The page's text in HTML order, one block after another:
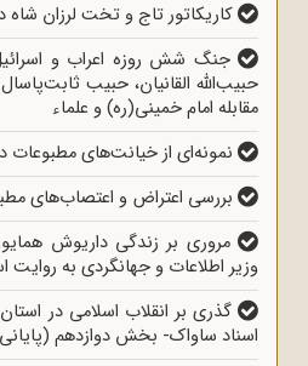
کاریکاتور تاج و تخت لرزان
حبیب‌الله القانیان، حبیب
مقابله امام خمینی(ره) و علماء
نمونه‌ای از خیانت‌های مطبوعات
بررسی اعتراض و اعتصاب‌های
مروری بر زندگی داریوش
وزیر اطلاعات و جهانگردی به روایت
گذری بر انقلاب اسلامی در
اسناد ساواک- بخش دوازدهم